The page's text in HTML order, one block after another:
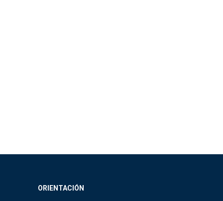
ORIENTACIÓN